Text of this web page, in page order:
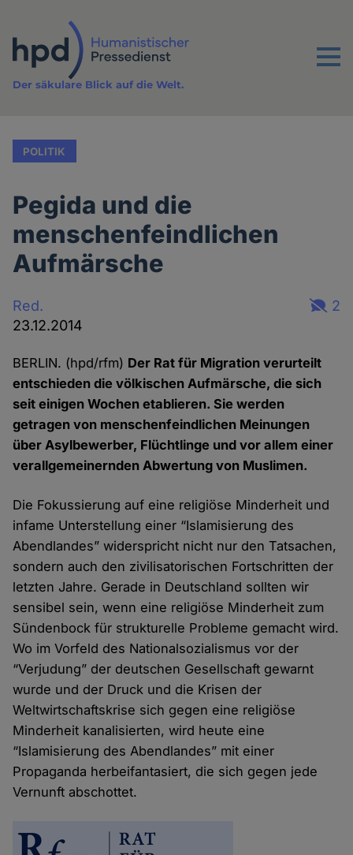
Inhalt
Menu
Der säkulare Blick auf die Welt.
POLITIK
Pegida und die
menschenfeindlichen
Aufmärsche
Red.
23.12.2014
2
BERLIN. (hpd/rfm) Der Rat für Migration verurteilt
entschieden die völkischen Aufmärsche, die sich
seit einigen Wochen etablieren. Sie werden
getragen von menschenfeindlichen Meinungen
über Asylbewerber, Flüchtlinge und vor allem einer
verallgemeinernden Abwertung von Muslimen.
Die Fokussierung auf eine religiöse Minderheit und
infame Unterstellung einer “Islamisierung des
Abendlandes” widerspricht nicht nur den Tatsachen,
sondern auch den zivilisatorischen Fortschritten der
letzten Jahre. Gerade in Deutschland sollten wir
sensibel sein, wenn eine religiöse Minderheit zum
Sündenbock für strukturelle Probleme gemacht wird.
Wo im Vorfeld des Nationalsozialismus vor der
“Verjudung” der deutschen Gesellschaft gewarnt
wurde und der Druck und die Krisen der
Weltwirtschaftskrise sich gegen eine religiöse
Minderheit kanalisierten, wird heute eine
“Islamisierung des Abendlandes” mit einer
Propaganda herbeifantasiert, die sich gegen jede
Vernunft abschottet.